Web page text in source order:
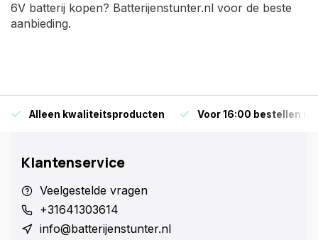
6V batterij kopen? Batterijenstunter.nl voor de beste
aanbieding.
Alleen kwaliteitsproducten Voor 16:00 bestellen is
Klantenservice
Veelgestelde vragen
+31641303614
info@batterijenstunter.nl